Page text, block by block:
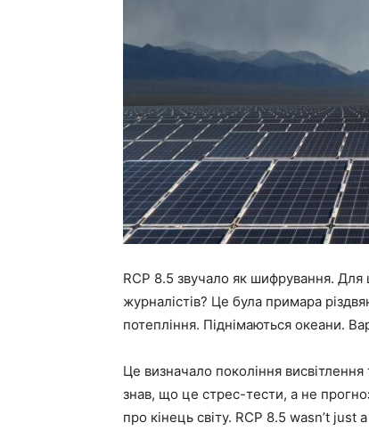
RCP 8.5 звучало як шифрування. Для
журналістів? Це була примара
потепління. Піднімаються океани.
Це визначало покоління
знав, що це стрес-тести, а не
про кінець світу. RCP 8.5 wasn’t just